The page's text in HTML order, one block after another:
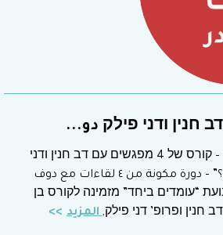
חנין ודני פילק دو...
“מה לעשות עכשיו?” – קורס של 4 מפגשים עם דב חנין ודני
פילק “ما العمل الآن؟” – دورة مكونة من ٤ لقاءات مع دوف
“עומדים ביחד” מזמינה לקורס בן
المزيد